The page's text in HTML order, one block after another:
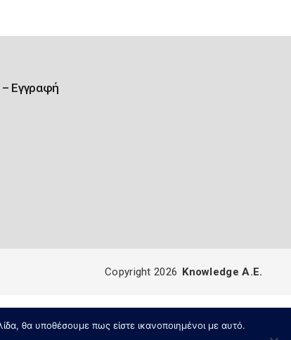
– Εγγραφή
θα υποθέσουμε πως είστε ικανοποιημένοι με αυτό.
Copyright 2026 Knowledge A.E.